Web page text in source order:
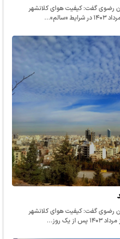
گفت: کیفیت هوای کلانشهر
گفت: کیفیت هوای کلانشهر
یک روز…